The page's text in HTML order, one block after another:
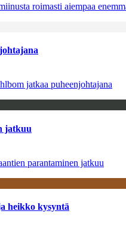
roimasti aiempaa
jatkaa puheenjohtajana
jatkuu
parantaminen jatkuu
heikko kysyntä